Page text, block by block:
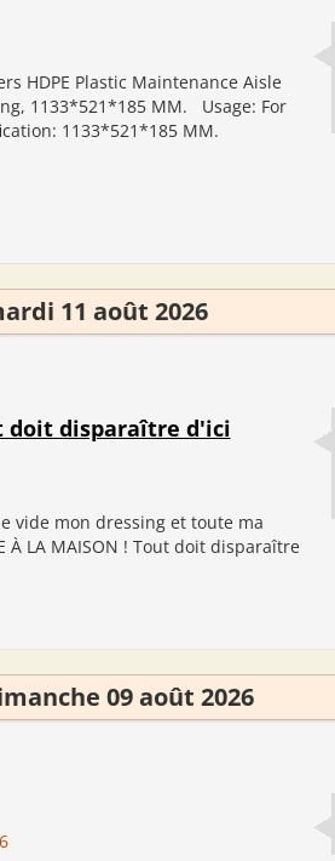
HDPE Plastic Maintenance Aisle
1133*521*185 MM. Usage: For
1133*521*185 MM.
11 août 2026
doit disparaître d'ici
vide mon dressing et toute ma
À LA MAISON ! Tout doit disparaître
09 août 2026